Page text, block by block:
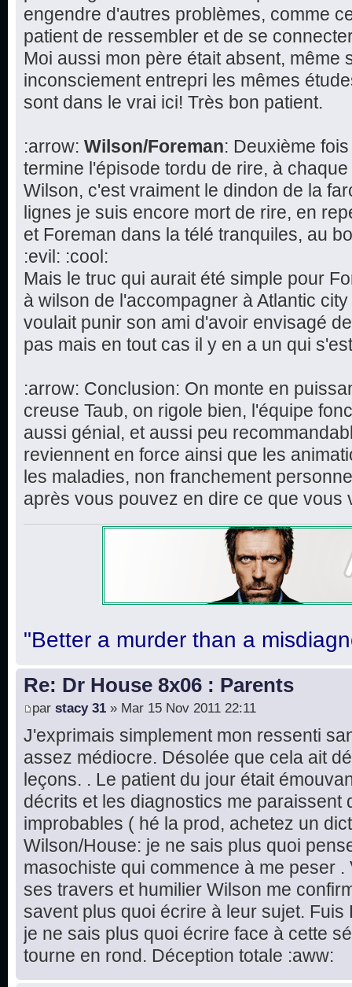
engendre d'autres problèmes, comme
patient de ressembler et de se
Moi aussi mon père était absent, même
inconsciement entrepri les mêmes
sont dans le vrai ici! Très bon patient.
:arrow: Wilson/Foreman: Deuxième
termine l'épisode tordu de rire, à
Wilson, c'est vraiment le dindon de la
lignes je suis encore mort de rire, en
et Foreman dans la télé tranquiles, au
:evil: :cool:
Mais le truc qui aurait été simple pour
à wilson de l'accompagner à Atlantic
voulait punir son ami d'avoir envisagé
pas mais en tout cas il y en a un qui
:arrow: Conclusion: On monte en
creuse Taub, on rigole bien, l'équipe
aussi génial, et aussi peu
reviennent en force ainsi que les
les maladies, non franchement
après vous pouvez en dire ce que vous
"Better a murder than a
Re: Dr House 8x06 : Parents
par stacy 31 » Mar 15 Nov 2011 22:11
J'exprimais simplement mon ressenti
assez médiocre. Désolée que cela ait
leçons. . Le patient du jour était
décrits et les diagnostics me paraissent
improbables ( hé la prod, achetez un
Wilson/House: je ne sais plus quoi
masochiste qui commence à me peser
ses travers et humilier Wilson me
savent plus quoi écrire à leur sujet.
je ne sais plus quoi écrire face à cette
tourne en rond. Déception totale :aww: